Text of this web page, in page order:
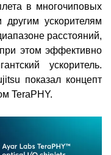
в многочиповых
ускорителям
расстояний,
этом эффективно
ускоритель.
показал концепт
TeraPHY.